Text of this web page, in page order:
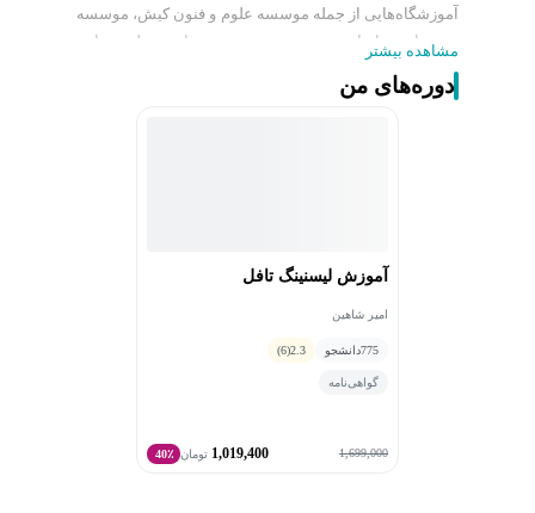
آموزشگاه‌هایی از جمله موسسه علوم و فنون کیش، موسسه
پردیسان و ایرانمهر و تدریس در زمینه‌های مختلفی مانند
Business English ,General English ,IELTS ,TOEFL
,Duolingo و PTE در کارنامه خود دارد.
مشاهده بیشتر
دوره‌های من
آموزش لیسنینگ تافل
امیر شاهین
775دانشجو 2.3
(6)
گواهی‌نامه
1,699,000
1,019,400 تومان 40٪